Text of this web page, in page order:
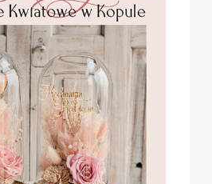
oprawę. Będą idealnym
Możemy przygotować
złotego drewna, akrylu,
Możesz spersonalizować
Drewniana statuetka na
Wzór:wg. zdjęcia
Personalizacja:
wg. wzoru: imiona,
Dane należy wpisać w formularzu
Wymiar w zależności od wzoru: